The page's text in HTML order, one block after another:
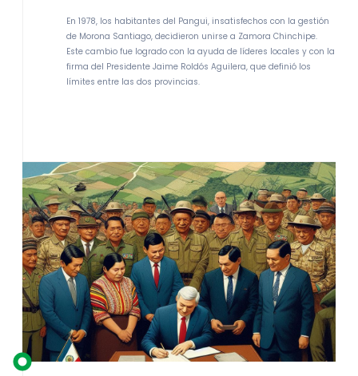
En 1978, los habitantes del Pangui, insatisfechos con la gestión
de Morona Santiago, decidieron unirse a Zamora Chinchipe.
Este cambio fue logrado con la ayuda de líderes locales y con la
firma del Presidente Jaime Roldós Aguilera, que definió los
límites entre las dos provincias.